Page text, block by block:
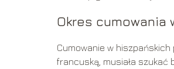
Okres cumowania
Cumowanie w
francuską, musiała szukać